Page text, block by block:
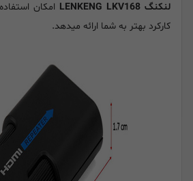
لنکنگ LENKENG LKV168
کارکرد بهتر به شما ارائه میدهد.